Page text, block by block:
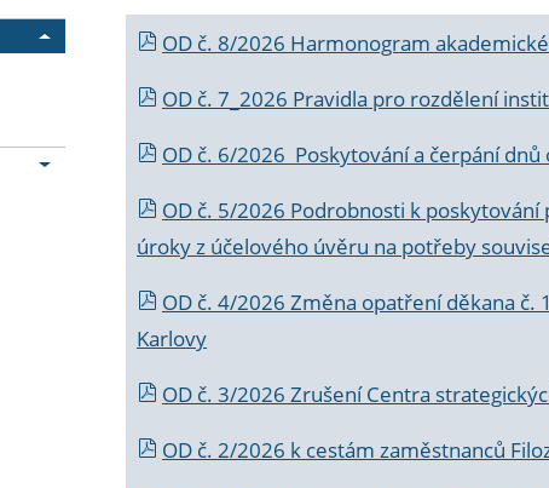
OD č. 8/2026 Harmonogram
OD č. 7_2026 Pravidla pro rozdělení
OD č. 6/2026 Poskytování a čerpání
OD č. 5/2026 Podrobnosti k
úroky z účelového úvěru na potřeby
OD č. 4/2026 Změna opatření děkana
Karlovy
OD č. 3/2026 Zrušení Centra
OD č. 2/2026 k cestám zaměstnanců